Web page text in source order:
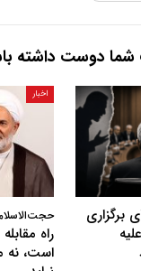
دوست داشته
برگزاری
اخبار
راه
است، نه